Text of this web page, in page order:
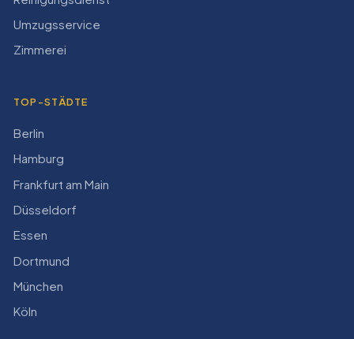
Umzugsservice
Zimmerei
TOP-STÄDTE
Berlin
Hamburg
Frankfurt am Main
Düsseldorf
Essen
Dortmund
München
Köln